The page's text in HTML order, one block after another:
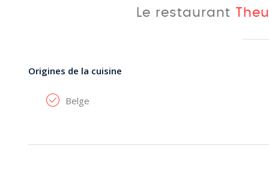
Le restaurant
Origines de la cuisine
Belge